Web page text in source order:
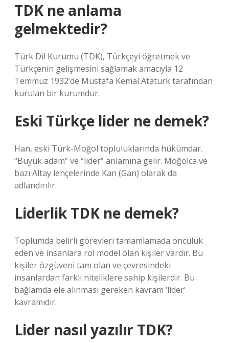
TDK ne anlama
gelmektedir?
Türk Dil Kurumu (TDK), Türkçeyi öğretmek ve
Türkçenin gelişmesini sağlamak amacıyla 12
Temmuz 1932’de Mustafa Kemal Atatürk tarafından
kurulan bir kurumdur.
Eski Türkçe lider ne demek?
Han, eski Türk-Moğol topluluklarında hükümdar.
“Büyük adam” ve “lider” anlamına gelir. Moğolca ve
bazı Altay lehçelerinde Kan (Gan) olarak da
adlandırılır.
Liderlik TDK ne demek?
Toplumda belirli görevleri tamamlamada öncülük
eden ve insanlara rol model olan kişiler vardır. Bu
kişiler özgüveni tam olan ve çevresindeki
insanlardan farklı niteliklere sahip kişilerdir. Bu
bağlamda ele alınması gereken kavram ‘lider’
kavramıdır.
Lider nasıl yazılır TDK?